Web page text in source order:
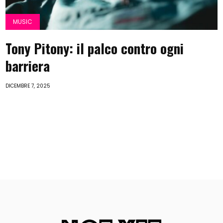
MUSIC
Tony Pitony: il palco contro ogni
barriera
DICEMBRE 7, 2025